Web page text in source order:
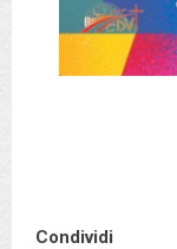
Condividi